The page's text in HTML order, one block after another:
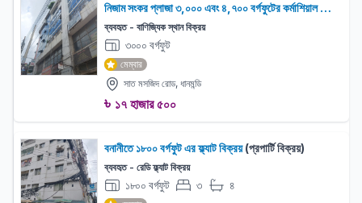
নিজাম সংকর প্লাজা ৩,০০০ এবং ৪,৭০০ বর্গফুটের কর্মাশিয়াল ফ্লোর বিক্রয় হবে
ব্যবহৃত - বাণিজ্যিক স্থান বিক্রয়
৩০০০ বর্গফুট
মেম্বার
সাত মসজিদ রোড, ধানমন্ডি
৳ ১৭ হাজার ৫০০
বনানীতে ১৮০০ বর্গফুট এর ফ্ল্যাট বিক্রয়(প্রপার্টি বিক্রয়)
ব্যবহৃত - রেডি ফ্ল্যাট বিক্রয়
১৮০০ বর্গফুট বেড: ৩ বাথরুম:৪